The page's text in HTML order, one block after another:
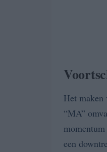
Het maken
“MA”
een